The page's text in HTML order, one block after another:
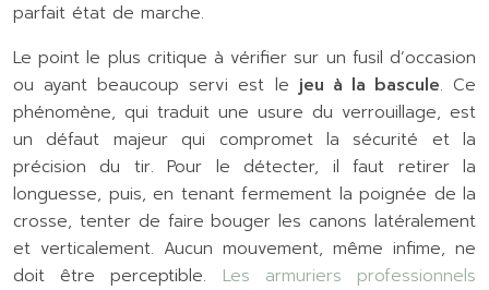
parfait état de marche.
Le point le plus critique à vérifier sur un fusil d’occasion
ou ayant beaucoup servi est le jeu à la bascule. Ce
phénomène, qui traduit une usure du verrouillage, est
un défaut majeur qui compromet la sécurité et la
précision du tir. Pour le détecter, il faut retirer la
longuesse, puis, en tenant fermement la poignée de la
crosse, tenter de faire bouger les canons latéralement
et verticalement. Aucun mouvement, même infime, ne
doit être perceptible. Les armuriers professionnels